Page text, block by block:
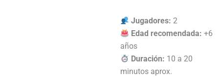
Jugadores: 2
Edad recomendada: +6
años
Duración: 10 a 20
minutos aprox.